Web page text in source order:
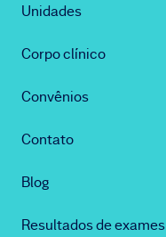
Unidades
Corpo clínico
Convênios
Contato
Blog
Resultados de exames